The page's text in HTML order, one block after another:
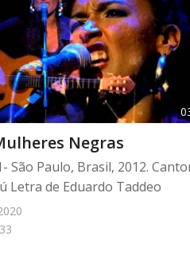
Negras
São Paulo, Brasil, 2012.
Letra de Eduardo Taddeo